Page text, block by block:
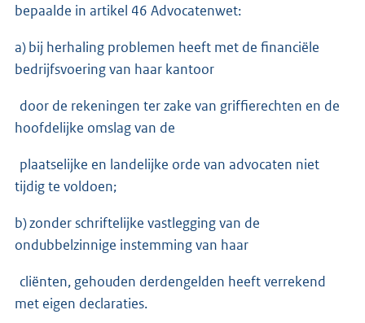
bepaalde in artikel 46 Advocatenwet:
a) bij herhaling problemen heeft met de financiële
bedrijfsvoering van haar kantoor
door de rekeningen ter zake van griffierechten en de
hoofdelijke omslag van de
plaatselijke en landelijke orde van advocaten niet
tijdig te voldoen;
b) zonder schriftelijke vastlegging van de
ondubbelzinnige instemming van haar
cliënten, gehouden derdengelden heeft verrekend
met eigen declaraties.